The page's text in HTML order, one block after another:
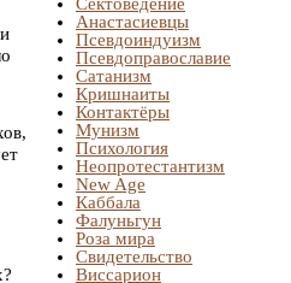
Анастасиевцы
Псевдоиндуизм
Псевдоправославие
Сатанизм
Кришнаиты
Контактёры
Мунизм
Психология
Неопротестантизм
New Age
Каббала
Фалуньгун
Роза мира
Свидетельство
Виссарион